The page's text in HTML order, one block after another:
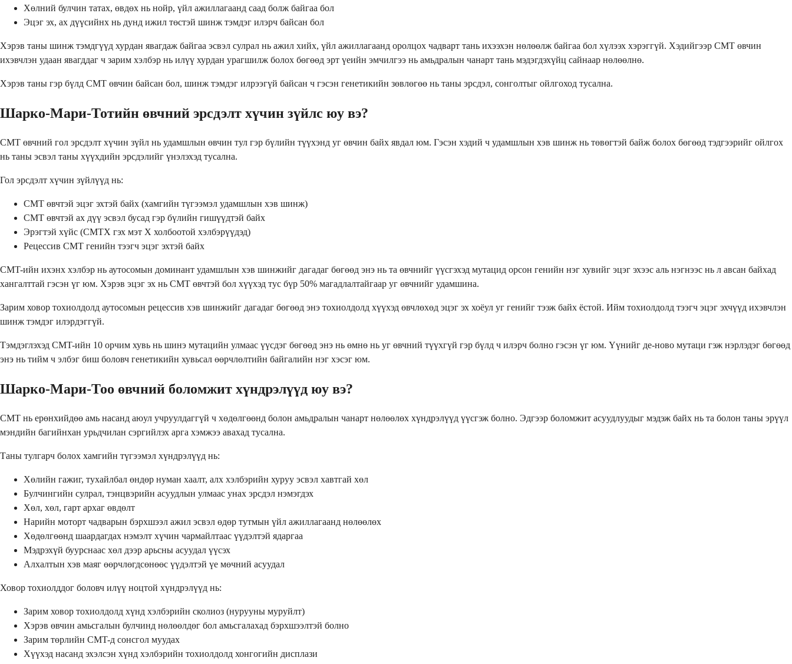
Хөлний булчин татах, өвдөх нь нойр, үйл ажиллагаанд саад болж байгаа бол
Эцэг эх, ах дүүсийнх нь дунд ижил төстэй шинж тэмдэг илэрч байсан бол
Хэрэв таны шинж тэмдгүүд хурдан явагдаж байгаа эсвэл сулрал нь ажил хийх, үйл ажиллагаанд оролцох чадварт тань ихээхэн нөлөөлж байгаа бол хүлээх хэрэггүй. Хэдийгээр СМТ өвчин
ихэвчлэн удаан явагддаг ч зарим хэлбэр нь илүү хурдан урагшилж болох бөгөөд эрт үеийн эмчилгээ нь амьдралын чанарт тань мэдэгдэхүйц сайнаар нөлөөлнө.
Хэрэв таны гэр бүлд СМТ өвчин байсан бол, шинж тэмдэг илрээгүй байсан ч гэсэн генетикийн зөвлөгөө нь таны эрсдэл, сонголтыг ойлгоход тусална.
Шарко-Мари-Тотийн өвчний эрсдэлт хүчин зүйлс юу вэ?
СМТ өвчний гол эрсдэлт хүчин зүйл нь удамшлын өвчин тул гэр бүлийн түүхэнд уг өвчин байх явдал юм. Гэсэн хэдий ч удамшлын хэв шинж нь төвөгтэй байж болох бөгөөд тэдгээрийг ойлгох
нь таны эсвэл таны хүүхдийн эрсдэлийг үнэлэхэд тусална.
Гол эрсдэлт хүчин зүйлүүд нь:
CMT өвчтэй эцэг эхтэй байх (хамгийн түгээмэл удамшлын хэв шинж)
CMT өвчтэй ах дүү эсвэл бусад гэр бүлийн гишүүдтэй байх
Эрэгтэй хүйс (CMTX гэх мэт X холбоотой хэлбэрүүдэд)
Рецессив CMT генийн тээгч эцэг эхтэй байх
CMT-ийн ихэнх хэлбэр нь аутосомын доминант удамшлын хэв шинжийг дагадаг бөгөөд энэ нь та өвчнийг үүсгэхэд мутацид орсон генийн нэг хувийг эцэг эхээс аль нэгнээс нь л авсан байхад
хангалттай гэсэн үг юм. Хэрэв эцэг эх нь CMT өвчтэй бол хүүхэд тус бүр 50% магадлалтайгаар уг өвчнийг удамшина.
Зарим ховор тохиолдолд аутосомын рецессив хэв шинжийг дагадаг бөгөөд энэ тохиолдолд хүүхэд өвчлөхөд эцэг эх хоёул уг генийг тээж байх ёстой. Ийм тохиолдолд тээгч эцэг эхчүүд ихэвчлэн
шинж тэмдэг илэрдэггүй.
Тэмдэглэхэд CMT-ийн 10 орчим хувь нь шинэ мутацийн улмаас үүсдэг бөгөөд энэ нь өмнө нь уг өвчний түүхгүй гэр бүлд ч илэрч болно гэсэн үг юм. Үүнийг де-ново мутаци гэж нэрлэдэг бөгөөд
энэ нь тийм ч элбэг биш боловч генетикийн хувьсал өөрчлөлтийн байгалийн нэг хэсэг юм.
Шарко-Мари-Тоо өвчний боломжит хүндрэлүүд юу вэ?
CMT нь ерөнхийдөө амь насанд аюул учруулдаггүй ч хөдөлгөөнд болон амьдралын чанарт нөлөөлөх хүндрэлүүд үүсгэж болно. Эдгээр боломжит асуудлуудыг мэдэж байх нь та болон таны эрүүл
мэндийн багийнхан урьдчилан сэргийлэх арга хэмжээ авахад тусална.
Таны тулгарч болох хамгийн түгээмэл хүндрэлүүд нь:
Хөлийн гажиг, тухайлбал өндөр нуман хаалт, алх хэлбэрийн хуруу эсвэл хавтгай хөл
Булчингийн сулрал, тэнцвэрийн асуудлын улмаас унах эрсдэл нэмэгдэх
Хөл, хөл, гарт архаг өвдөлт
Нарийн моторт чадварын бэрхшээл ажил эсвэл өдөр тутмын үйл ажиллагаанд нөлөөлөх
Хөдөлгөөнд шаардагдах нэмэлт хүчин чармайлтаас үүдэлтэй ядаргаа
Мэдрэхүй буурснаас хөл дээр арьсны асуудал үүсэх
Алхалтын хэв маяг өөрчлөгдсөнөөс үүдэлтэй үе мөчний асуудал
Ховор тохиолддог боловч илүү ноцтой хүндрэлүүд нь:
Зарим ховор тохиолдолд хүнд хэлбэрийн сколиоз (нурууны муруйлт)
Хэрэв өвчин амьсгалын булчинд нөлөөлдөг бол амьсгалахад бэрхшээлтэй болно
Зарим төрлийн CMT-д сонсгол муудах
Хүүхэд насанд эхэлсэн хүнд хэлбэрийн тохиолдолд хонгогийн дисплази